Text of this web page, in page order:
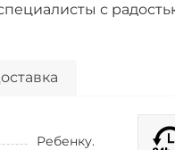
с
Ребенку.